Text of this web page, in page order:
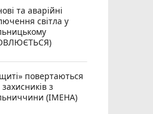
та аварійні
світла у
повертаються
з
(ІМЕНА)